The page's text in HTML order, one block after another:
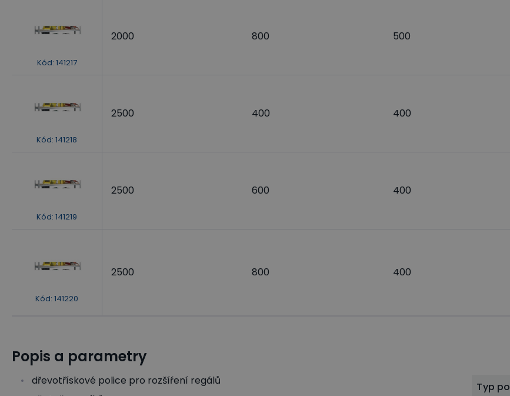
Kód: 141217
2000 800 500
Kód: 141218
2500 400 400
Kód: 141219
2500 600 400
Kód: 141220
2500 800 400
Popis a parametry
dřevotřískové police pro rozšíŕení regálů
Typ